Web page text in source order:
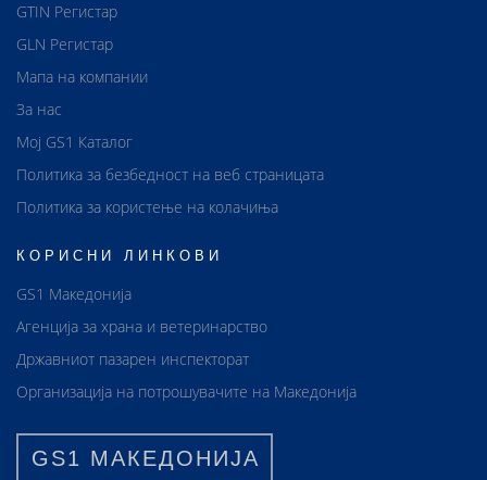
GTIN Регистар
GLN Регистар
Мапа на компании
За нас
Мој GS1 Каталог
Политика за безбедност на веб страницата
Политика за користење на колачиња
КОРИСНИ ЛИНКОВИ
GS1 Македонија
Агенција за храна и ветеринарство
Државниот пазарен инспекторат
Организација на потрошувачите на Македонија
GS1 МАКЕДОНИЈА